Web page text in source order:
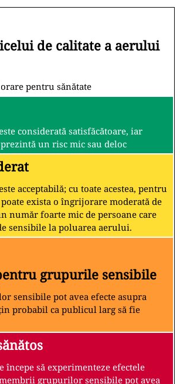
de calitate a aerului
pentru sănătate
considerată satisfăcătoare, iar
un risc mic sau deloc
acceptabilă; cu toate acestea, pentru
exista o îngrijorare moderată de
număr foarte mic de persoane care
sensibile la poluarea aerului.
grupurile sensibile
sensibile pot avea efecte asupra
probabil ca publicul larg să fie
începe să experimenteze efectele
grupurilor sensibile pot avea